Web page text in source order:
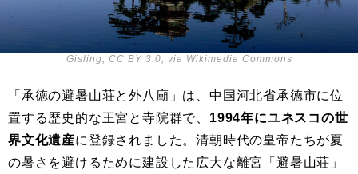
Gisling, CC BY 3.0, via Wikimedia Commons
「承徳の避暑山荘と外八廟」は、中国河北省承徳市に位
置する歴史的な王宮と寺院群で、 1994年にユネスコの世
界文化遺産に登録されました。清朝時代の皇帝たちが夏
の暑さを避けるために建設した広大な離宮「避暑山荘」